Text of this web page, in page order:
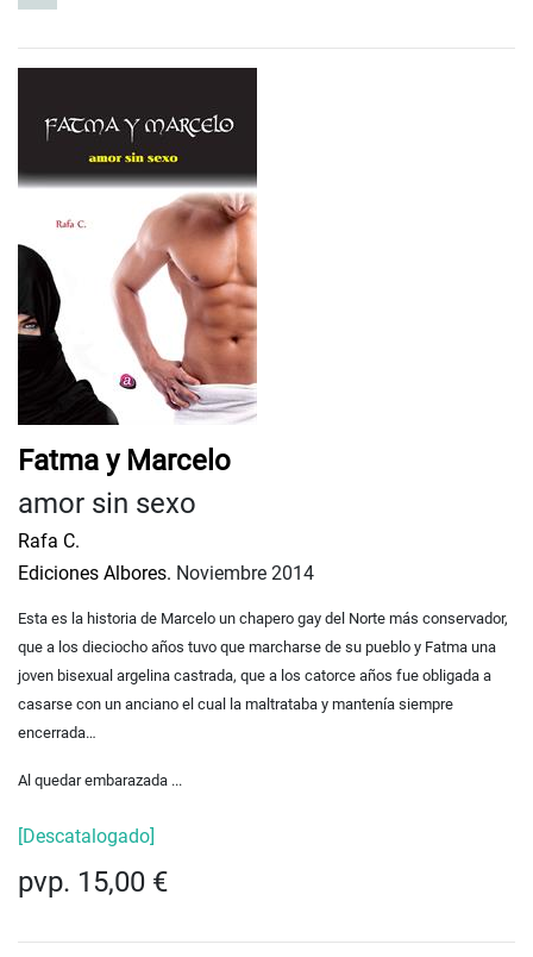
Fatma y Marcelo
amor sin sexo
Rafa C.
Ediciones Albores. Noviembre 2014
Esta es la historia de Marcelo un chapero gay del Norte más conservador,
que a los dieciocho años tuvo que marcharse de su pueblo y Fatma una
joven bisexual argelina castrada, que a los catorce años fue obligada a
casarse con un anciano el cual la maltrataba y mantenía siempre
encerrada…
Al quedar embarazada ...
[Descatalogado]
pvp. 15,00 €